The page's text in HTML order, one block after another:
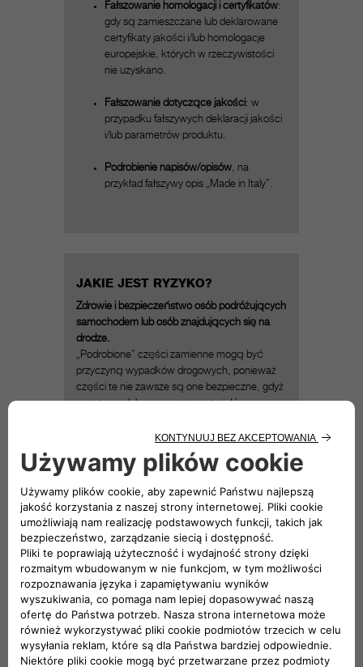
Fałszowanie homologacji i certyfikatów:
gdy są zamieszczane lub deklarowane
certyfikaty jakości i/lub homologacje
europejskie, których w rzeczywistości
nie uzyskano.
Fałszowanie dotyczące jakości: w
przypadku fałszywych deklaracji jakości
i/lub parametrów produktu.
Podrobienie napisów/opisów, na
przykład fałszywy opis „Made in Italy”.
JAKIE JEST RYZYKO?
Zdrowie i bezpieczeństwo osób podróżujących
samochodem lub osób znajdujących się na
drodze.
„Podrobione” części zamienne mogą być
przyczyną wypadków drogowych, ponieważ
części te nie zawsze są one bezpieczne, gdyż
często produkowane są z materiałów
„podrobione” klocki hamulcowe mogą
wydłużyć drogę hamowania samochodu, w
porównaniu do oryginalnych,
wyprodukowanych ściśle według określonych
norm bezpieczeństwa.
Zły wpływ na stan samochodu
Zamontowana, niskiej jakości, część
zamienna może uszkodzić inne elementy i
podzespoły samochodu. Na przykład
„podrobiony” filtr oleju może zakłócić
prawidłowe działanie układu smarowania
silnika, doprowadzając wręcz do uszkodzenia
samego silnika.